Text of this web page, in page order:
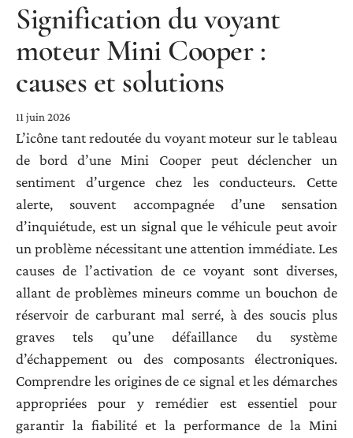
Signification du voyant
moteur Mini Cooper :
causes et solutions
11 juin 2026
L’icône tant redoutée du voyant moteur sur le tableau
de bord d’une Mini Cooper peut déclencher un
sentiment d’urgence chez les conducteurs. Cette
alerte, souvent accompagnée d’une sensation
d’inquiétude, est un signal que le véhicule peut avoir
un problème nécessitant une attention immédiate. Les
causes de l’activation de ce voyant sont diverses,
allant de problèmes mineurs comme un bouchon de
réservoir de carburant mal serré, à des soucis plus
graves tels qu’une défaillance du système
d’échappement ou des composants électroniques.
Comprendre les origines de ce signal et les démarches
appropriées pour y remédier est essentiel pour
garantir la fiabilité et la performance de la Mini